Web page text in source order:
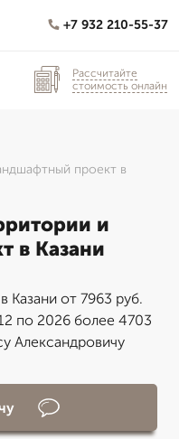
+7 932 210-55-37
Рассчитайте
стоимость онлайн
проект в
и
в Казани
Казани от 7963 руб.
по 2026 более 4703
Александровичу